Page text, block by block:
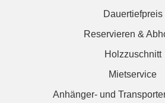
Dauertiefpreis
Reservieren &
Holzzuschnitt
Mietservice
Anhänger- und